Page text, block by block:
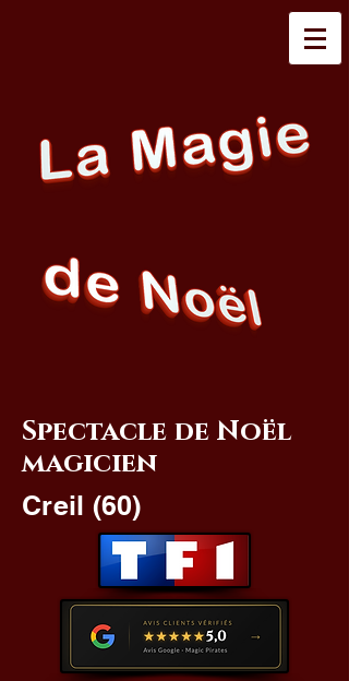
Spectacle de Noël
magicien
Creil (60)